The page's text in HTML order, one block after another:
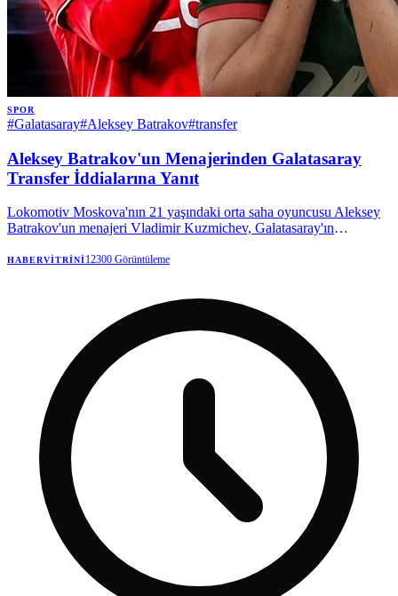
SPOR
#Galatasaray#Aleksey Batrakov#transfer
Aleksey Batrakov'un Menajerinden Galatasaray
Transfer İddialarına Yanıt
Lokomotiv Moskova'nın 21 yaşındaki orta saha oyuncusu Aleksey
Batrakov'un menajeri Vladimir Kuzmichev, Galatasaray'ın
teklif olmadığını, sadece bir niyet mektubu gönderildiğini belirterek,
HABERVITRINI12300 Görüntüleme